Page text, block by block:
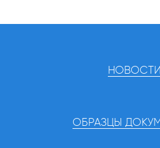
НОВОСТИ
ОБРАЗЦЫ